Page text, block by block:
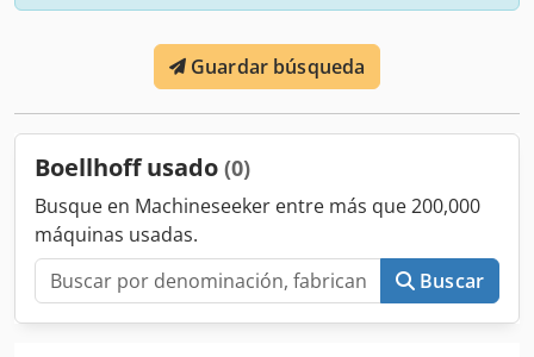
Guardar búsqueda
Boellhoff usado (0)
Busque en Machineseeker entre más que 200,000
máquinas usadas.
Buscar